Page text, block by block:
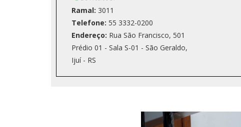
Ramal: 3011
Telefone: 55 3332-0200
Endereço: Rua São Francisco, 501
Prédio 01 - Sala S-01 - São Geraldo,
Ijuí - RS
Previous